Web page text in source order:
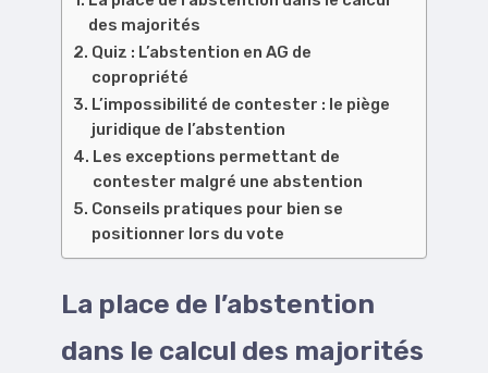
des majorités
Quiz : L’abstention en AG de
copropriété
L’impossibilité de contester : le piège
juridique de l’abstention
Les exceptions permettant de
contester malgré une abstention
Conseils pratiques pour bien se
positionner lors du vote
La place de l’abstention
dans le calcul des majorités